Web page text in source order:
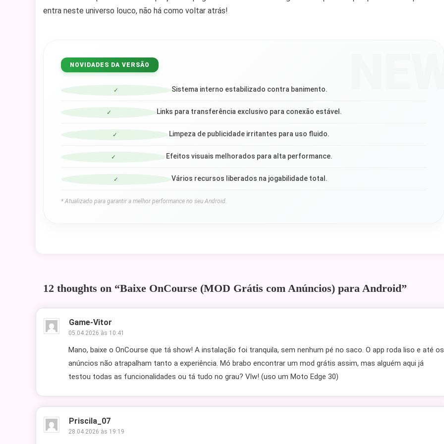
entra neste universo louco, não há como voltar atrás!
NOVIDADES DA VERSÃO
✓ Sistema interno estabilizado contra banimento.
✓ Links para transferência exclusivo para conexão estável.
✓ Limpeza de publicidade irritantes para uso fluido.
✓ Efeitos visuais melhorados para alta performance.
✓ Vários recursos liberados na jogabilidade total.
* Atualizado para garantir a melhor performance no seu Android.
12 thoughts on “Baixe OnCourse (MOD Grátis com Anúncios) para Android”
Game-Vitor
05.04.2026 às 10:41
Mano, baixe o OnCourse que tá show! A instalação foi tranquila, sem nenhum pé no saco. O app roda liso e até os
anúncios não atrapalham tanto a experiência. Mó brabo encontrar um mod grátis assim, mas alguém aqui já
testou todas as funcionalidades ou tá tudo no grau? Vlw! (uso um Moto Edge 30)
Priscila_07
28.04.2026 às 19:19